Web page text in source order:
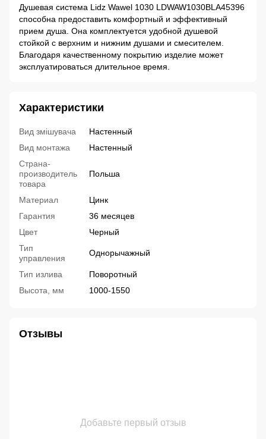
Душевая система Lidz Wawel 1030 LDWAW1030BLA45396
способна предоставить комфортный и эффективный
прием душа. Она комплектуется удобной душевой
стойкой с верхним и нижним душами и смесителем.
Благодаря качественному покрытию изделие может
эксплуатироваться длительное время.
Характеристики
Вид змішувача
Настенный
Вид монтажа
Настенный
Страна-
производитель
товара
Польша
Материал
Цинк
Гарантия
36 месяцев
Цвет
Черный
Тип
управления
Однорычажный
Тип излива
Поворотный
Высота, мм
1000-1550
Отзывы
Добавьте первый отзыв